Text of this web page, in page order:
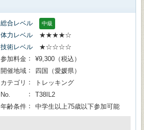
総合レベル 中級
体力レベル
★★★★☆
技術レベル
★☆☆☆☆
参加料金
¥9,300（税込）
開催地域
四国（愛媛県）
カテゴリ
トレッキング
No.
T38IL2
年齢条件
中学生以上75歳以下参加可能